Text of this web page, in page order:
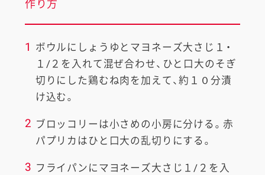
作り方
1 ボウルにしょうゆとマヨネーズ大さじ１・
１/２を入れて混ぜ合わせ、ひと口大のそぎ
切りにした鶏むね肉を加えて、約１０分漬
け込む。
2 ブロッコリーは小さめの小房に分ける。赤
パプリカはひと口大の乱切りにする。
3 フライパンにマヨネーズ大さじ１/２を入